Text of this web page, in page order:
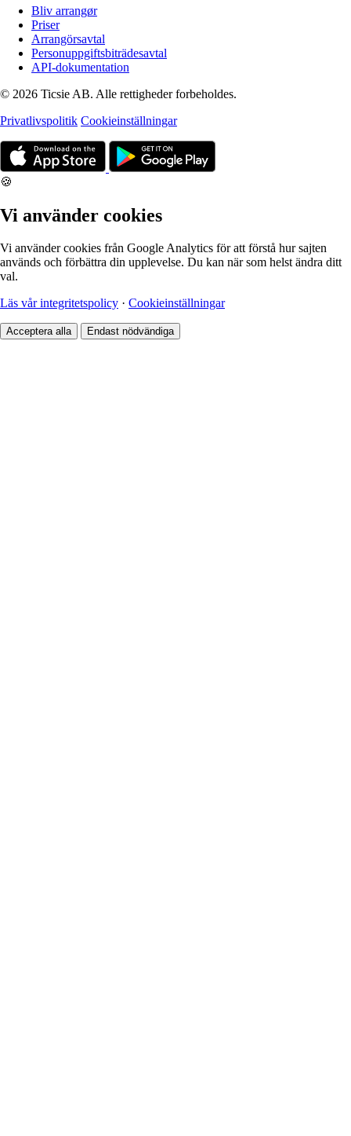
Bliv arrangør
Priser
Arrangörsavtal
Personuppgiftsbiträdesavtal
API-dokumentation
© 2026 Ticsie AB. Alle rettigheder forbeholdes.
Privatlivspolitik Cookieinställningar
🍪
Vi använder cookies
Vi använder cookies från Google Analytics för att förstå hur sajten
används och förbättra din upplevelse. Du kan när som helst ändra ditt
val.
Läs vår integritetspolicy · Cookieinställningar
Acceptera alla Endast nödvändiga